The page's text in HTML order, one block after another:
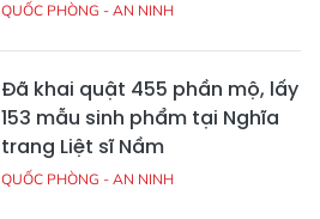
QUỐC PHÒNG - AN NINH
Đã khai quật 455 phần mộ, lấy
153 mẫu sinh phẩm tại Nghĩa
trang Liệt sĩ Nầm
QUỐC PHÒNG - AN NINH